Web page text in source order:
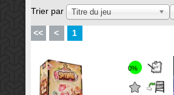
Trier par Titre du jeu
<< < 1
0%